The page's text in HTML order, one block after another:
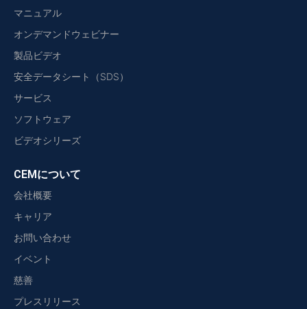
マニュアル
オンデマンドウェビナー
製品ビデオ
安全データシート（SDS）
サービス
ソフトウェア
ビデオシリーズ
CEMについて
会社概要
キャリア
お問い合わせ
イベント
慈善
プレスリリース